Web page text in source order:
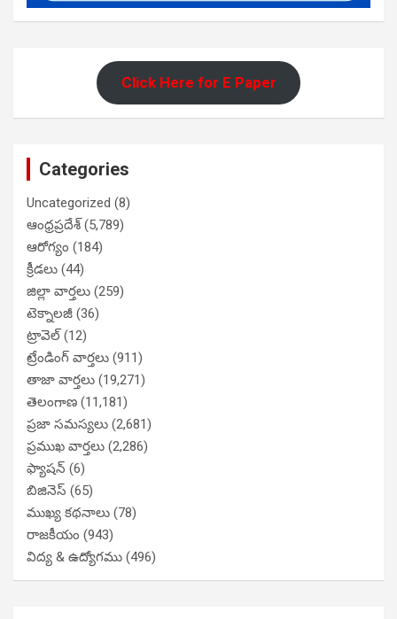
Click Here for E Paper
Categories
Uncategorized (8)
ఆంధ్రప్రదేశ్(5,789)
ఆరోగ్యం (184)
క్రీడలు (44)
జిల్లా వార్తలు (259)
టెక్నాలజీ (36)
ట్రావెల్(12)
ట్రేండింగ్ వార్తలు (911)
తాజా వార్తలు (19,271)
తెలంగాణ (11,181)
ప్రజా సమస్యలు (2,681)
ప్రముఖ వార్తలు (2,286)
ఫ్యాషన్ (6)
బిజినెస్ (65)
ముఖ్య కథనాలు (78)
రాజకీయం (943)
విద్య & ఉద్యోగము (496)